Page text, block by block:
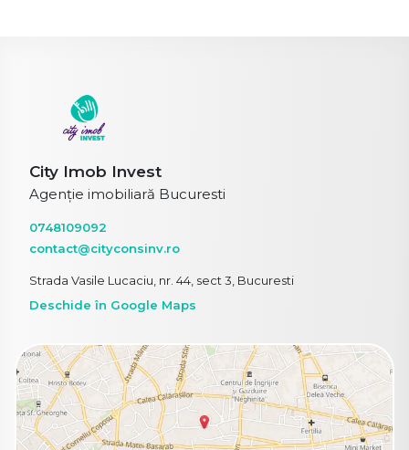
City Imob Invest
Agenție imobiliară Bucuresti
0748109092
contact@cityconsinv.ro
Strada Vasile Lucaciu, nr. 44, sect 3, Bucuresti
Deschide în Google Maps